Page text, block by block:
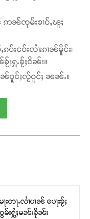
ၼ် ဢၼ်ၸုမ်းၶၢဝ်ႇၽူႈ
ပ်းငဝ်းလၢႆးၵၢၼ်မိူင်း၊
ႈႁူႉၶႂ်ႈငိၼ်း။
ၼ်ဝူင်ႈလႂ်ဝူင်ႈ ၼၼ်ႉ။
းတႃႉလၢႆပၢၼ် ​​ပေႃးၶႂ်ႈ
မ်းႁွႆႈမၼ်းၶိုၼ်း